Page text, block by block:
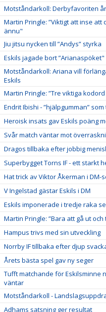
Motståndarkoll: Derbyfavoriten
Martin Pringle: ”Viktigt att inse
ännu"
Jiu jitsu nycken till ”Andys” styrka
Eskils jagade bort ”Arianaspöket"
Motståndarkoll: Ariana vill
Eskils
Martin Pringle: ”Tre viktiga
Endrit Ibishi - ”hjälpgumman”
Heroisk insats gav Eskils poäng
Svår match väntar mot
Dragos tillbaka efter jobbig
Superbygget Torns IF - ett starkt
Hat trick av Viktor Åkerman i DM-
V Ingelstad gästar Eskils i DM
Eskils imponerade i tredje raka
Martin Pringle: ”Bara att gå ut
Hampus trivs med sin utveckling
Norrby IF tillbaka efter djup
Årets bästa spel gav ny seger
Tufft matchande för Eskilsminne
väntar
Motståndarkoll -
Adhams satsning ger resultat